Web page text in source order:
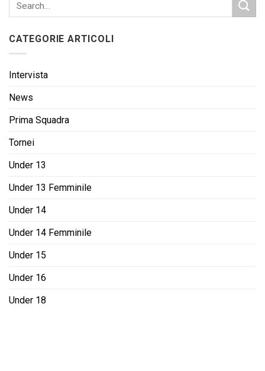
CATEGORIE ARTICOLI
Intervista
News
Prima Squadra
Tornei
Under 13
Under 13 Femminile
Under 14
Under 14 Femminile
Under 15
Under 16
Under 18